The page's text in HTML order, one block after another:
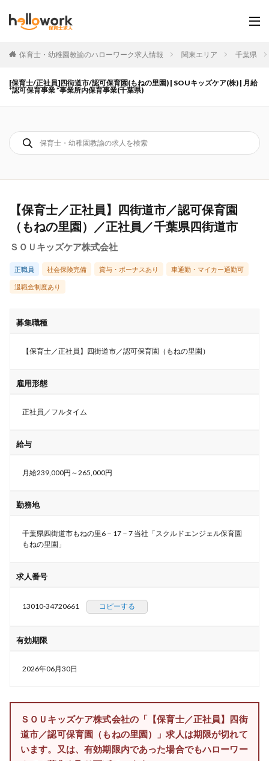
保育士・幼稚園教諭のハローワーク求人情報 関東エリア 千葉県
[保育士/正社員]四街道市/認可保育園(もねの里園) | SOUキッズケア(株) | 月給
*認可保育事業 *事業所内保育事業(千葉県)
【保育士／正社員】四街道市／認可保育園
（もねの里園）／正社員／千葉県四街道市
ＳＯＵキッズケア株式会社
正職員 社会保険完備 賞与・ボーナスあり 車通勤・マイカー通勤可
退職金制度あり
募集職種
【保育士／正社員】四街道市／認可保育園（もねの里園）
雇用形態
正社員／フルタイム
給与
月給239,000円～265,000円
勤務地
千葉県四街道市もねの里6－17－7 当社「スクルドエンジェル保育園
もねの里園」
求人番号
13010-34720661 コピーする
有効期限
2026年06月30日
ＳＯＵキッズケア株式会社の「【保育士／正社員】四街
道市／認可保育園（もねの里園）」求人は期限が切れて
います。又は、有効期限内であった場合でもハローワー